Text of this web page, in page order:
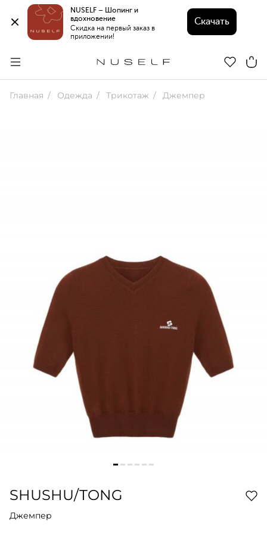
NUSELF – Шопинг и
вдохновение
Скидка на первый заказ в
приложении!
Скачать
Главная Одежда Трикотаж Джемпер
SHUSHU/TONG
Джемпер